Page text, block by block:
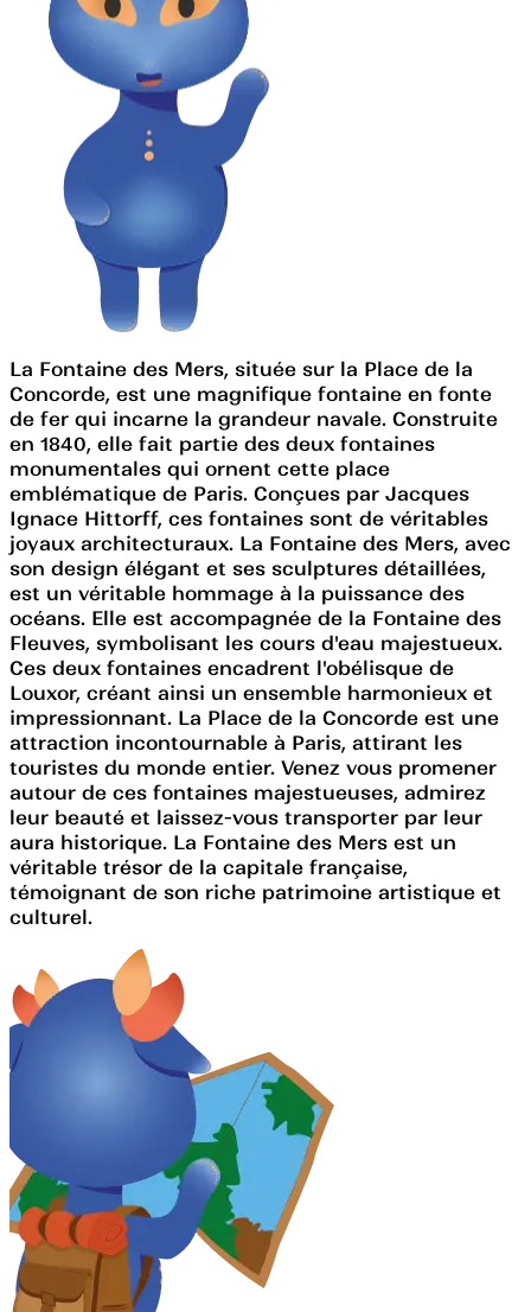
La Fontaine des Mers, située sur la Place de la
Concorde, est une magnifique fontaine en fonte
de fer qui incarne la grandeur navale. Construite
en 1840, elle fait partie des deux fontaines
monumentales qui ornent cette place
emblématique de Paris. Conçues par Jacques
Ignace Hittorff, ces fontaines sont de véritables
joyaux architecturaux. La Fontaine des Mers, avec
son design élégant et ses sculptures détaillées,
est un véritable hommage à la puissance des
océans. Elle est accompagnée de la Fontaine des
Fleuves, symbolisant les cours d'eau majestueux.
Ces deux fontaines encadrent l'obélisque de
Louxor, créant ainsi un ensemble harmonieux et
impressionnant. La Place de la Concorde est une
attraction incontournable à Paris, attirant les
touristes du monde entier. Venez vous promener
autour de ces fontaines majestueuses, admirez
leur beauté et laissez-vous transporter par leur
aura historique. La Fontaine des Mers est un
véritable trésor de la capitale française,
témoignant de son riche patrimoine artistique et
culturel.